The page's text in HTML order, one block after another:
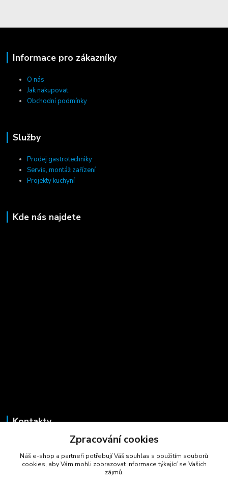
Informace pro zákazníky
O nás
Jak nakupovat
Obchodní podmínky
Služby
Prodej gastrotechniky
Servis, montáž zařízení
Projekty kuchyní
Kde nás najdete
Kontakty
+420 723 725 881
(Po-Pá, 8-16 hod.)
Zpracování cookies
Náš e-shop a partneři potřebují Váš souhlas s použitím souborů
cookies, aby Vám mohli zobrazovat informace týkající se Vašich
zájmů.